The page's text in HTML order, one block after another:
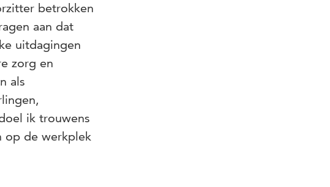
betrokken
aan dat
uitdagingen
zorg en
als
ik trouwens
op de werkplek